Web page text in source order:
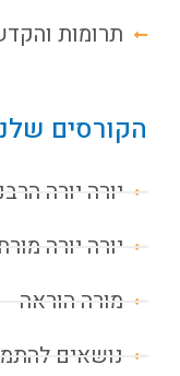
תרומות
הקורסים
יורה יורה
יורה יורה
מורה הוראה
נושאים